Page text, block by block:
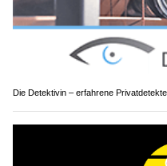
Die Detektivin – erfahrene